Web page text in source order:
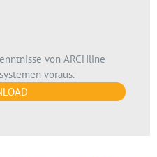
von ARCHline
voraus.